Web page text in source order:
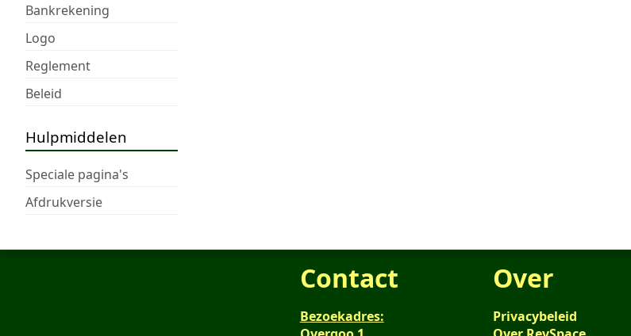
Bankrekening
Logo
Reglement
Beleid
Hulpmiddelen
Speciale pagina's
Afdrukversie
Contact
Bezoekadres:
Over
Privacybeleid